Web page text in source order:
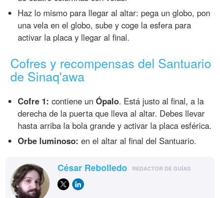
Haz lo mismo para llegar al altar: pega un globo, pon
una vela en el globo, sube y coge la esfera para
activar la placa y llegar al final.
Cofres y recompensas del Santuario
de Sinaq'awa
Cofre 1: contiene unÓpalo. Está justo al final, a la
derecha de la puerta que lleva al altar. Debes llevar
hasta arriba la bola grande y activar la placa esférica.
Orbe luminoso: en el altar al final del Santuario.
César Rebolledo REDACTOR DE GUÍAS